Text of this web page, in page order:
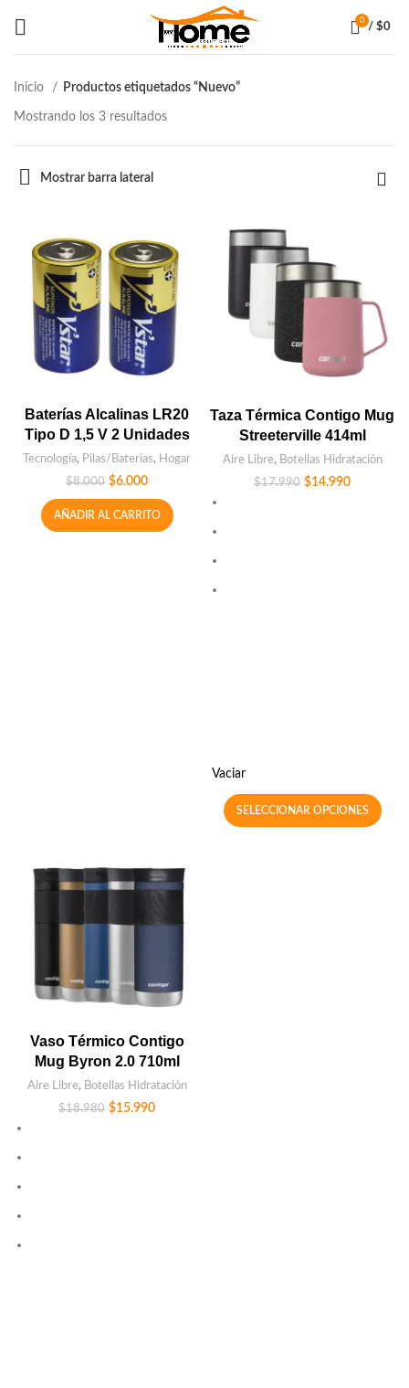
0
/ $0
Inicio Productos etiquetados “Nuevo”
Mostrando los 3 resultados
Mostrar barra lateral
Baterías Alcalinas LR20
Tipo D 1,5 V 2 Unidades
Tecnología, Pilas/Baterias, Hogar
$8.000 $6.000
AÑADIR AL CARRITO
Taza Térmica Contigo Mug
Streeterville 414ml
Aire Libre, Botellas Hidratación
$17.990 $14.990
Vaciar
SELECCIONAR OPCIONES
Vaso Térmico Contigo
Mug Byron 2.0 710ml
Aire Libre, Botellas Hidratación
$18.980 $15.990